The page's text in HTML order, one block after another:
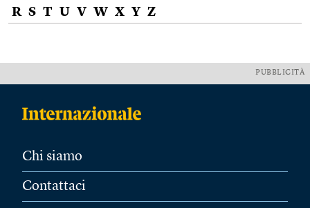
R S T U V W X Y Z
PUBBLICITÀ
Chi siamo
Contattaci